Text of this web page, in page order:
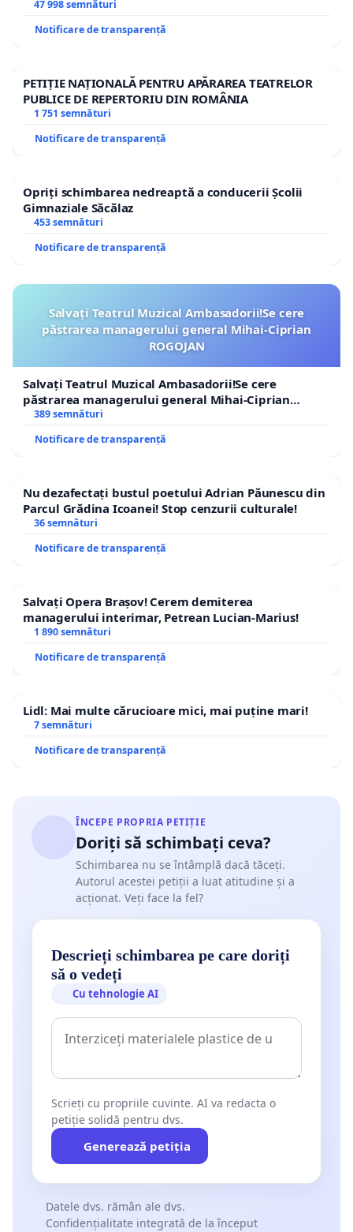
47 998 semnături
Notificare de transparență
PETIȚIE NAȚIONALĂ PENTRU APĂRAREA TEATRELOR
PUBLICE DE REPERTORIU DIN ROMÂNIA
1 751 semnături
Notificare de transparență
Opriți schimbarea nedreaptă a conducerii Școlii
Gimnaziale Săcălaz
453 semnături
Notificare de transparență
Salvați Teatrul Muzical Ambasadorii!Se cere
păstrarea managerului general Mihai-Ciprian
ROGOJAN
Salvați Teatrul Muzical Ambasadorii!Se cere
păstrarea managerului general Mihai-Ciprian
ROGOJAN
389 semnături
Notificare de transparență
Nu dezafectați bustul poetului Adrian Păunescu din
Parcul Grădina Icoanei! Stop cenzurii culturale!
36 semnături
Notificare de transparență
Salvați Opera Brașov! Cerem demiterea
managerului interimar, Petrean Lucian-Marius!
1 890 semnături
Notificare de transparență
Lidl: Mai multe cărucioare mici, mai puține mari!
7 semnături
Notificare de transparență
ÎNCEPE PROPRIA PETIȚIE
Doriți să schimbați ceva?
Schimbarea nu se întâmplă dacă tăceți.
Autorul acestei petiții a luat atitudine și a
acționat. Veți face la fel?
Descrieți schimbarea pe care doriți
să o vedeți
Cu tehnologie AI
Scrieți cu propriile cuvinte. AI va redacta o
petiție solidă pentru dvs.
Generează petiția
Datele dvs. rămân ale dvs.
Confidențialitate integrată de la început